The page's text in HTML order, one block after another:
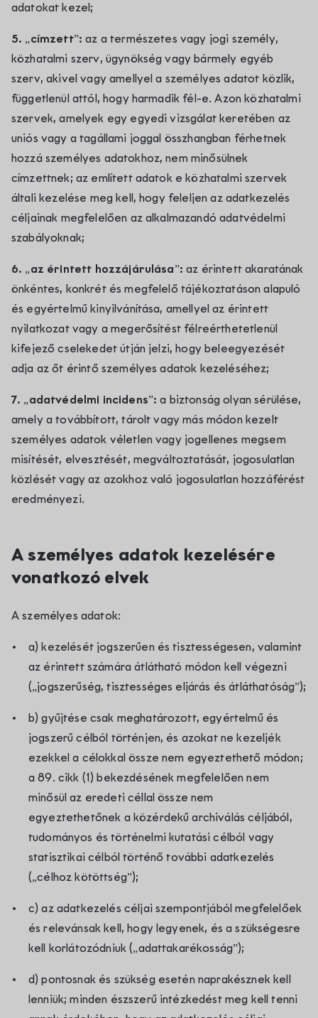
adatokat kezel;
5. „címzett”: az a természetes vagy jogi személy,
közhatalmi szerv, ügynökség vagy bármely egyéb
szerv, akivel vagy amellyel a személyes adatot közlik,
függetlenül attól, hogy harmadik fél-e. Azon közhatalmi
szervek, amelyek egy egyedi vizsgálat keretében az
uniós vagy a tagállami joggal összhangban férhetnek
hozzá személyes adatokhoz, nem minősülnek
címzettnek; az említett adatok e közhatalmi szervek
általi kezelése meg kell, hogy feleljen az adatkezelés
céljainak megfelelően az alkalmazandó adatvédelmi
szabályoknak;
6. „az érintett hozzájárulása”: az érintett akaratának
önkéntes, konkrét és megfelelő tájékoztatáson alapuló
és egyértelmű kinyilvánítása, amellyel az érintett
nyilatkozat vagy a megerősítést félreérthetetlenül
kifejező cselekedet útján jelzi, hogy beleegyezését
adja az őt érintő személyes adatok kezeléséhez;
7. „adatvédelmi incidens”: a biztonság olyan sérülése,
amely a továbbított, tárolt vagy más módon kezelt
személyes adatok véletlen vagy jogellenes megsem
misítését, elvesztését, megváltoztatását, jogosulatlan
közlését vagy az azokhoz való jogosulatlan hozzáférést
eredményezi.
A személyes adatok kezelésére
vonatkozó elvek
A személyes adatok:
a) kezelését jogszerűen és tisztességesen, valamint
az érintett számára átlátható módon kell végezni
(„jogszerűség, tisztességes eljárás és átláthatóság”);
b) gyűjtése csak meghatározott, egyértelmű és
jogszerű célból történjen, és azokat ne kezeljék
ezekkel a célokkal össze nem egyeztethető módon;
a 89. cikk (1) bekezdésének megfelelően nem
minősül az eredeti céllal össze nem
egyeztethetőnek a közérdekű archiválás céljából,
tudományos és történelmi kutatási célból vagy
statisztikai célból történő további adatkezelés
(„célhoz kötöttség”);
c) az adatkezelés céljai szempontjából megfelelőek
és relevánsak kell, hogy legyenek, és a szükségesre
kell korlátozódniuk („adattakarékosság”);
d) pontosnak és szükség esetén naprakésznek kell
lenniük; minden észszerű intézkedést meg kell tenni